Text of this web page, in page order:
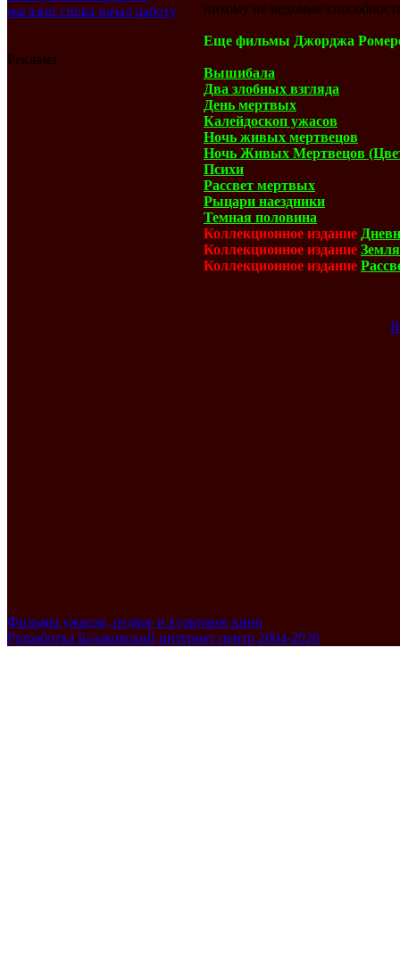
магазин снова начал работу
Реклама
никому не ведомые
Еще фильмы Джорджа
Вышибала
Два злобных взгляда
День мертвых
Калейдоскоп ужасов
Ночь живых мертвецов
Ночь Живых Мертвецов
Психи
Рассвет мертвых
Рыцари наездники
Темная половина
Коллекционное издание
Коллекционное издание
Коллекционное издание
Фильмы ужасов, редкое и культовое кино
Разработка Балаковский интернет центр 2004-2026